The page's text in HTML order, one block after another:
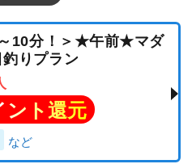
10分！＞★午前★マダ
りプラン
ント還元